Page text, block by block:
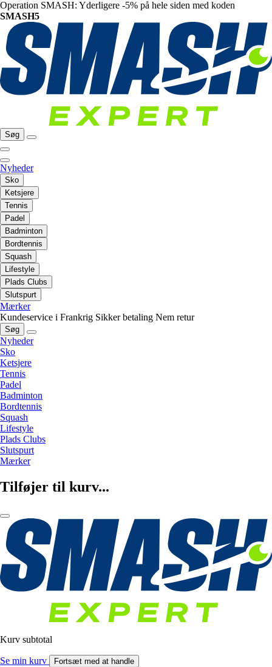
Operation SMASH: Yderligere -5% på hele siden med koden
SMASH5
Søg
Nyheder
Sko
Ketsjere
Tennis
Padel
Badminton
Bordtennis
Squash
Lifestyle
Plads Clubs
Slutspurt
Mærker
Kundeservice i Frankrig Sikker betaling Nem retur
Søg
Nyheder
Sko
Ketsjere
Tennis
Padel
Badminton
Bordtennis
Squash
Lifestyle
Plads Clubs
Slutspurt
Mærker
Tilføjer til kurv...
Kurv subtotal
Se min kurv Fortsæt med at handle